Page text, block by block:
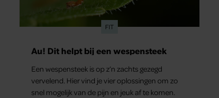
FIT
Au! Dit helpt bij een wespensteek
Een wespensteek is op z’n zachts gezegd
vervelend. Hier vind je vier oplossingen om zo
snel mogelijk van de pijn en jeuk af te komen.